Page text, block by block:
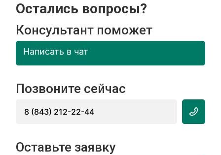
Остались вопросы?
Консультант поможет
Написать в чат
Позвоните сейчас
8 (843) 212-22-44
Оставьте заявку